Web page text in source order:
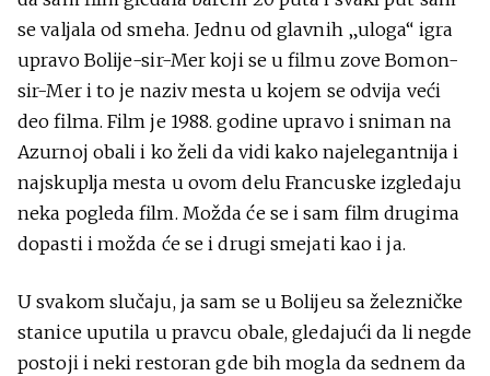
se valjala od smeha. Jednu od glavnih „uloga“ igra
upravo Bolije-sir-Mer koji se u filmu zove Bomon-
sir-Mer i to je naziv mesta u kojem se odvija veći
deo filma. Film je 1988. godine upravo i sniman na
Azurnoj obali i ko želi da vidi kako najelegantnija i
najskuplja mesta u ovom delu Francuske izgledaju
neka pogleda film. Možda će se i sam film drugima
dopasti i možda će se i drugi smejati kao i ja.
U svakom slučaju, ja sam se u Bolijeu sa železničke
stanice uputila u pravcu obale, gledajući da li negde
postoji i neki restoran gde bih mogla da sednem da